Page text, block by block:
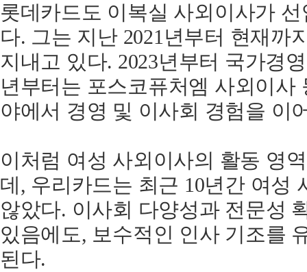
롯데카드도 이복실 사외이사가
다. 그는 지난 2021년부터 현재까
지내고 있다. 2023년부터 국가경
년부터는 포스코퓨처엠 사외이사
야에서 경영 및 이사회 경험을 이
이처럼 여성 사외이사의 활동 영
데, 우리카드는 최근 10년간 여성
않았다. 이사회 다양성과 전문성
있음에도, 보수적인 인사 기조를
된다.